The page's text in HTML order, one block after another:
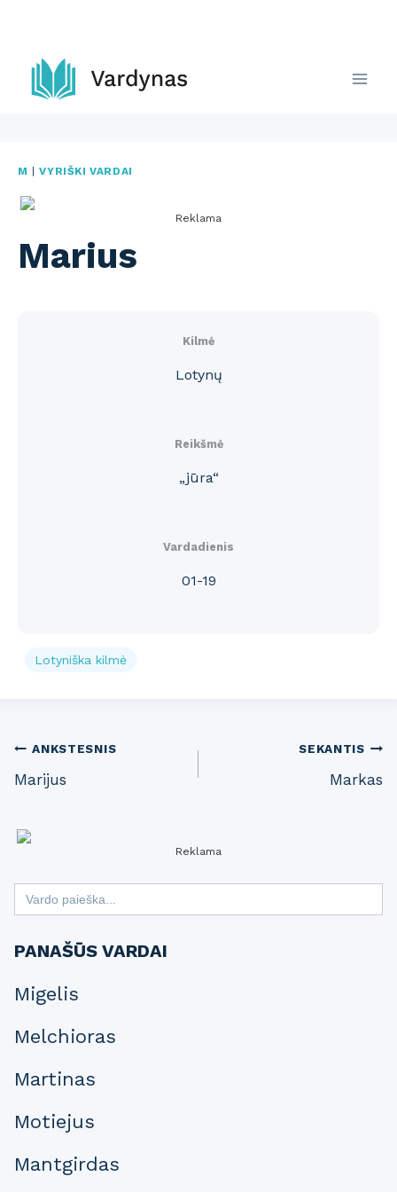
content
M |VYRIŠKI VARDAI
Reklama
Marius
Kilmė
Lotynų
Reikšmė
„jūra“
Vardadienis
01-19
Lotyniška kilmė
Post
navigation
ANKSTESNIS
Marijus
SEKANTIS
Markas
Reklama
Search
for:
PANAŠŪS VARDAI
Migelis
Melchioras
Martinas
Motiejus
Mantgirdas